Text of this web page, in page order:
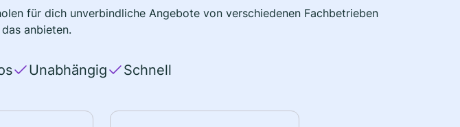
für dich unverbindliche Angebote von verschiedenen Fachbetrieben
anbieten.
Unabhängig Schnell